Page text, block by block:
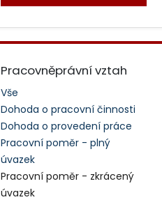
Pracovněprávní vztah
Vše
Dohoda o pracovní činnosti
Dohoda o provedení práce
Pracovní poměr - plný
úvazek
Pracovní poměr - zkrácený
úvazek